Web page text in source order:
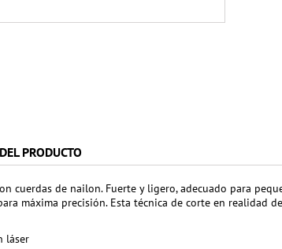
PRODUCTO
cuerdas de nailon. Fuerte y ligero, adecuado para
máxima precisión. Esta técnica de corte en
láser